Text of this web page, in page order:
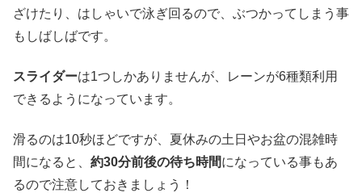
ざけたり、はしゃいで泳ぎ回るので、ぶつかってしまう事
もしばしばです。
スライダーは1つしかありませんが、レーンが6種類利用
できるようになっています。
滑るのは10秒ほどですが、夏休みの土日やお盆の混雑時
間になると、 約30分前後の待ち時間になっている事もあ
るので注意しておきましょう！